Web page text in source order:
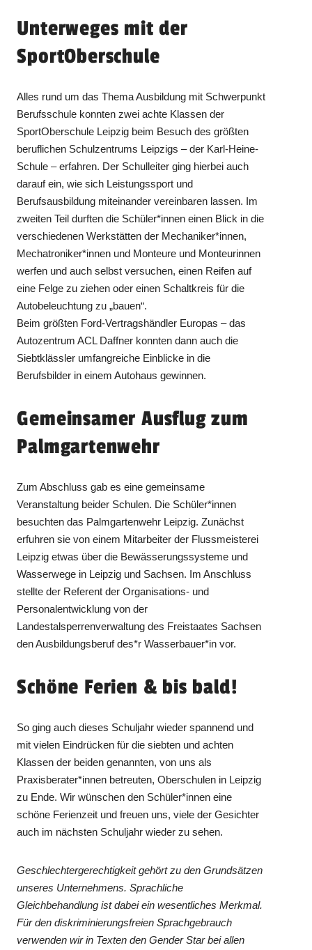
Unterweges mit der
SportOberschule
Alles rund um das Thema Ausbildung mit Schwerpunkt
Berufsschule konnten zwei achte Klassen der
SportOberschule Leipzig beim Besuch des größten
beruflichen Schulzentrums Leipzigs – der Karl-Heine-
Schule – erfahren. Der Schulleiter ging hierbei auch
darauf ein, wie sich Leistungssport und
Berufsausbildung miteinander vereinbaren lassen. Im
zweiten Teil durften die Schüler*innen einen Blick in die
verschiedenen Werkstätten der Mechaniker*innen,
Mechatroniker*innen und Monteure und Monteurinnen
werfen und auch selbst versuchen, einen Reifen auf
eine Felge zu ziehen oder einen Schaltkreis für die
Autobeleuchtung zu „bauen“.
Beim größten Ford-Vertragshändler Europas – das
Autozentrum ACL Daffner konnten dann auch die
Siebtklässler umfangreiche Einblicke in die
Berufsbilder in einem Autohaus gewinnen.
Gemeinsamer Ausflug zum
Palmgartenwehr
Zum Abschluss gab es eine gemeinsame
Veranstaltung beider Schulen. Die Schüler*innen
besuchten das Palmgartenwehr Leipzig. Zunächst
erfuhren sie von einem Mitarbeiter der Flussmeisterei
Leipzig etwas über die Bewässerungssysteme und
Wasserwege in Leipzig und Sachsen. Im Anschluss
stellte der Referent der Organisations- und
Personalentwicklung von der
Landestalsperrenverwaltung des Freistaates Sachsen
den Ausbildungsberuf des*r Wasserbauer*in vor.
Schöne Ferien & bis bald!
So ging auch dieses Schuljahr wieder spannend und
mit vielen Eindrücken für die siebten und achten
Klassen der beiden genannten, von uns als
Praxisberater*innen betreuten, Oberschulen in Leipzig
zu Ende. Wir wünschen den Schüler*innen eine
schöne Ferienzeit und freuen uns, viele der Gesichter
auch im nächsten Schuljahr wieder zu sehen.
Geschlechtergerechtigkeit gehört zu den Grundsätzen
unseres Unternehmens. Sprachliche
Gleichbehandlung ist dabei ein wesentliches Merkmal.
Für den diskriminierungsfreien Sprachgebrauch
verwenden wir in Texten den Gender Star bei allen